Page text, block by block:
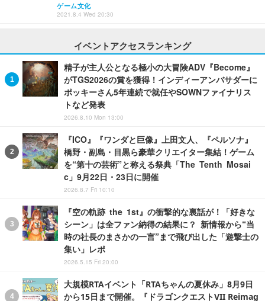
ゲーム文化
2021.8.4 Wed 20:30
イベントアクセスランキング
精子が主人公となる極小の大冒険ADV『Become』
がTGS2026の賞を獲得！インディーアンバサダーに
ポッキーさん5年連続で就任やSOWNファイナリス
トなど発表
2026.8.10 Mon 13:00
『ICO』『ワンダと巨像』上田文人、『ペルソナ』
橋野・副島・目黒ら豪華クリエイター集結！ゲーム
を“第十の芸術”と称える祭典「The Tenth Mosai
c」9月22日・23日に開催
2026.8.7 Fri 10:10
『空の軌跡 the 1st』の衝撃的な裏話が！「好きな
シーン」は全ファン納得の結果に？ 新情報から“当
時の社長のまさかの一言”まで飛び出した「遊撃士の
集い」レポ
2026.5.15 Fri 20:00
大規模RTAイベント「RTAちゃんの夏休み」8月9日
から15日まで開催。『ドラゴンクエストVII Reimag